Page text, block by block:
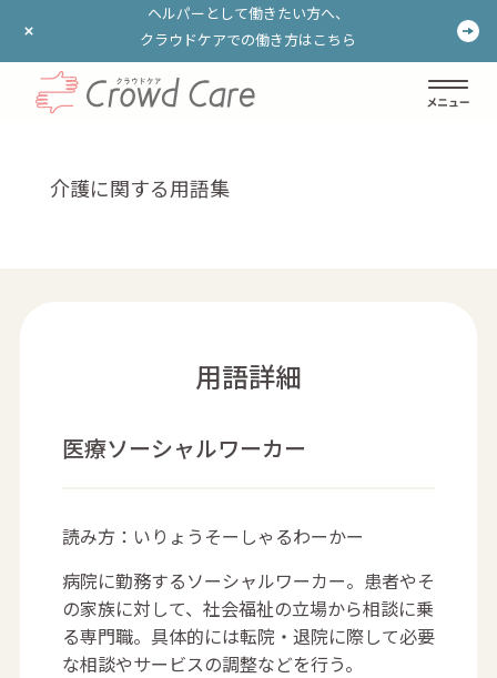
ヘルパーとして働きたい方へ、
クラウドケアでの働き方はこちら
ヘルパーとして働きたい方へ、
クラウドケアでの働き方はこちら
介護に関する用語集
用語詳細
医療ソーシャルワーカー
読み方：いりょうそーしゃるわーかー
病院に勤務するソーシャルワーカー。患者やそ
の家族に対して、社会福祉の立場から相談に乗
る専門職。具体的には転院・退院に際して必要
な相談やサービスの調整などを行う。